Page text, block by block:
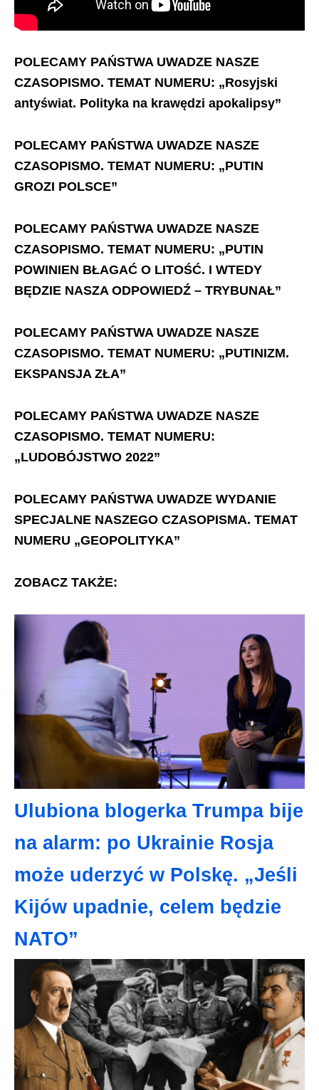
POLECAMY PAŃSTWA UWADZE NASZE
CZASOPISMO. TEMAT NUMERU: „Rosyjski
antyświat. Polityka na krawędzi apokalipsy”
POLECAMY PAŃSTWA UWADZE NASZE
CZASOPISMO. TEMAT NUMERU: „PUTIN
GROZI POLSCE”
POLECAMY PAŃSTWA UWADZE NASZE
CZASOPISMO. TEMAT NUMERU: „PUTIN
POWINIEN BŁAGAĆ O LITOŚĆ. I WTEDY
BĘDZIE NASZA ODPOWIEDŹ – TRYBUNAŁ”
POLECAMY PAŃSTWA UWADZE NASZE
CZASOPISMO. TEMAT NUMERU: „PUTINIZM.
EKSPANSJA ZŁA”
POLECAMY PAŃSTWA UWADZE NASZE
CZASOPISMO. TEMAT NUMERU:
„LUDOBÓJSTWO 2022”
POLECAMY PAŃSTWA UWADZE WYDANIE
SPECJALNE NASZEGO CZASOPISMA. TEMAT
NUMERU „GEOPOLITYKA”
ZOBACZ TAKŻE:
Ulubiona blogerka Trumpa bije
na alarm: po Ukrainie Rosja
może uderzyć w Polskę. „Jeśli
Kijów upadnie, celem będzie
NATO”